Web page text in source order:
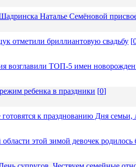
Наталье Семёновой
отметили бриллиантовую свадьбу [
возглавили ТОП-5 имен
ребенка в праздники [0]
к празднованию Дня семьи,
этой зимой девочек